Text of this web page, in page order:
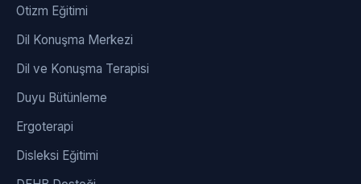
Otizm Eğitimi
Dil Konuşma Merkezi
Dil ve Konuşma Terapisi
Duyu Bütünleme
Ergoterapi
Disleksi Eğitimi